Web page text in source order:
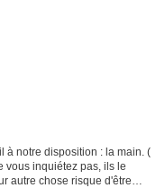
à notre disposition : la main. (
vous inquiétez pas, ils le
autre chose risque d'être